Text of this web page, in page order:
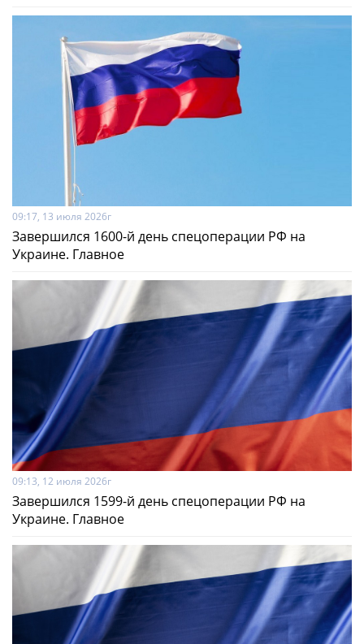
09:17, 13 июля 2026г
Завершился 1600-й день спецоперации РФ на
Украине. Главное
09:13, 12 июля 2026г
Завершился 1599-й день спецоперации РФ на
Украине. Главное